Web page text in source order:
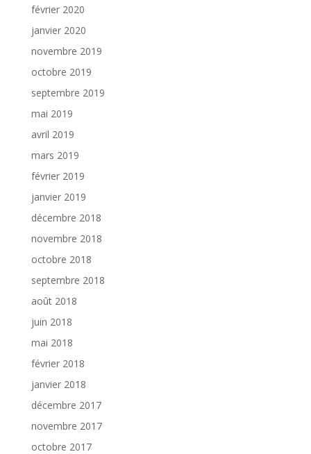
février 2020
janvier 2020
novembre 2019
octobre 2019
septembre 2019
mai 2019
avril 2019
mars 2019
février 2019
janvier 2019
décembre 2018
novembre 2018
octobre 2018
septembre 2018
août 2018
juin 2018
mai 2018
février 2018
janvier 2018
décembre 2017
novembre 2017
octobre 2017